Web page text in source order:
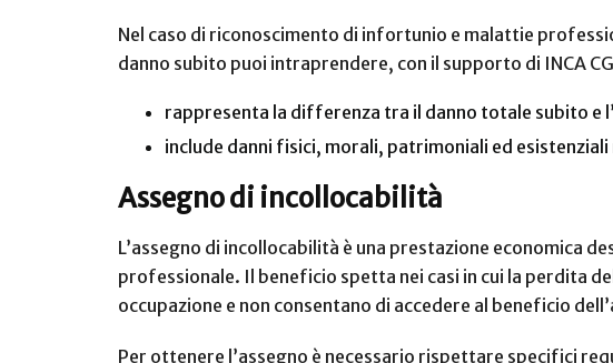
Nel caso di riconoscimento di infortunio e malattie
danno subito puoi intraprendere, con il supporto di INCA
rappresenta la differenza tra il danno totale subito e
include danni fisici, morali, patrimoniali ed
Assegno di incollocabilità
L’assegno di incollocabilità è una prestazione economica
professionale. Il beneficio spetta nei casi in cui la perdita
occupazione e non consentano di accedere al beneficio
Per ottenere l’assegno è necessario rispettare specifici